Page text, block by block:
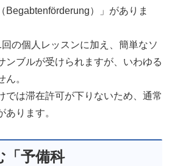
Begabtenförderung）」がありま
の個人レッスンに加え、簡単なソ
ンブルが受けられますが、いわゆる
。
では滞在許可が下りないため、通常
あります。
「予備科